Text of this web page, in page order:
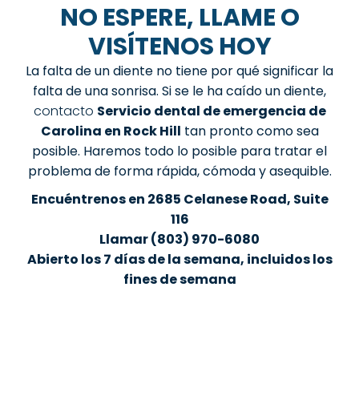
NO ESPERE, LLAME O
VISÍTENOS HOY
La falta de un diente no tiene por qué significar la
falta de una sonrisa. Si se le ha caído un diente,
contacto Servicio dental de emergencia de
Carolina en Rock Hill tan pronto como sea
posible. Haremos todo lo posible para tratar el
problema de forma rápida, cómoda y asequible.
Encuéntrenos en 2685 Celanese Road, Suite
116
Llamar(803) 970-6080
Abierto los 7 días de la semana, incluidos los
fines de semana